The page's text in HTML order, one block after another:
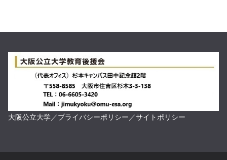
大阪公立大学／プライバシーポリシー／サイトポリシー